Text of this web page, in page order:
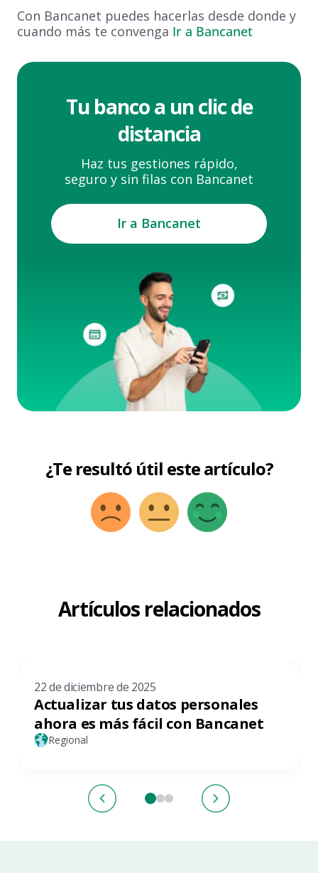
Con Bancanet puedes hacerlas desde donde y
cuando más te convenga Ir a Bancanet
Tu banco a un clic de
distancia
Haz tus gestiones rápido,
seguro y sin filas con Bancanet
Ir a Bancanet
¿Te resultó útil este artículo?
Artículos relacionados
22 de diciembre de 2025
Actualizar tus datos personales
ahora es más fácil con Bancanet
Regional